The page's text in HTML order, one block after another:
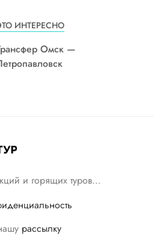
ИНТЕРЕСНО
Омск —
и горящих туров…
рассылку